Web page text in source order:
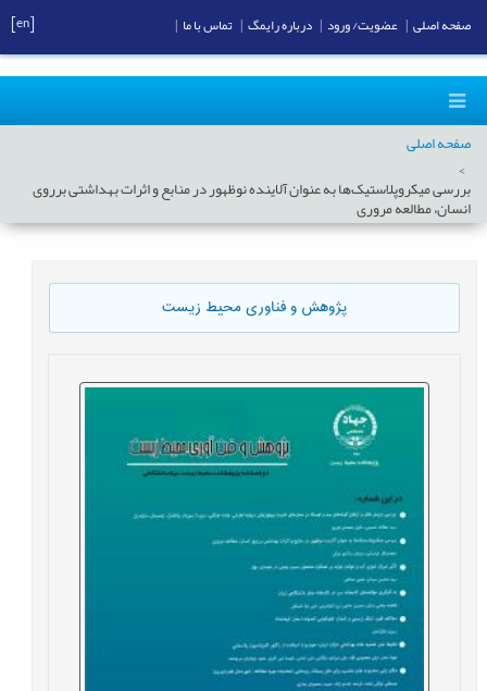
صفحه اصلی
بررسی میکروپلاستیک‌ها به عنوان آلاینده نوظهور در منابع و اثرات بهداشتی برروی
انسان، مطالعه مروری
پژوهش و فناوری محیط زیست
صفحه اصلی عضویت/ ورود درباره رایمگ تماس با ما